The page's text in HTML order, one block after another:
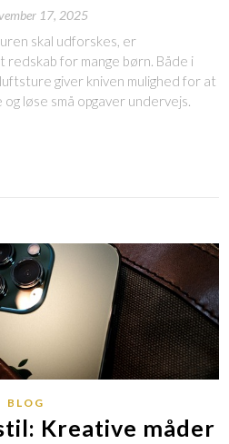
17, 2025
skal udforskes, er
for mange børn. Både i
giver kniven mulighed for at
løse små opgaver undervejs.
BLOG
Kreative måder